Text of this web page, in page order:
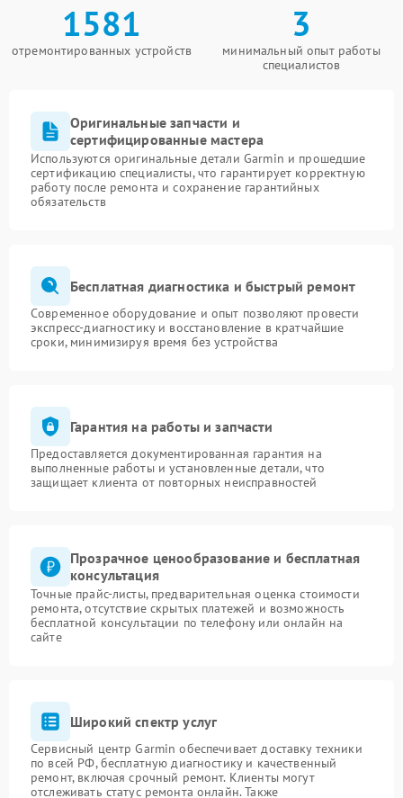
1581
отремонтированных устройств
3
минимальный опыт работы
специалистов
Оригинальные запчасти и
сертифицированные мастера
Используются оригинальные детали Garmin и прошедшие
сертификацию специалисты, что гарантирует корректную
работу после ремонта и сохранение гарантийных
обязательств
Бесплатная диагностика и быстрый ремонт
Современное оборудование и опыт позволяют провести
экспресс-диагностику и восстановление в кратчайшие
сроки, минимизируя время без устройства
Гарантия на работы и запчасти
Предоставляется документированная гарантия на
выполненные работы и установленные детали, что
защищает клиента от повторных неисправностей
Прозрачное ценообразование и бесплатная
консультация
Точные прайс-листы, предварительная оценка стоимости
ремонта, отсутствие скрытых платежей и возможность
бесплатной консультации по телефону или онлайн на
сайте
Широкий спектр услуг
Сервисный центр Garmin обеспечивает доставку техники
по всей РФ, бесплатную диагностику и качественный
ремонт, включая срочный ремонт. Клиенты могут
отслеживать статус ремонта онлайн. Также